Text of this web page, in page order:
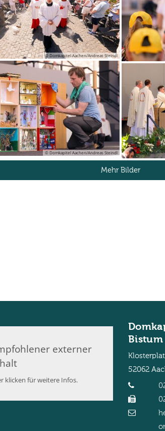
© Domkapitel Aachen/Andreas Steindl
© Domkapitel Aachen/Andreas Steindl
Mehr Bilder
externer
klicken für weitere Infos.
Bistum
52062